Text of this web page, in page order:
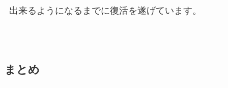
出来るようになるまでに復活を遂げています。
まとめ